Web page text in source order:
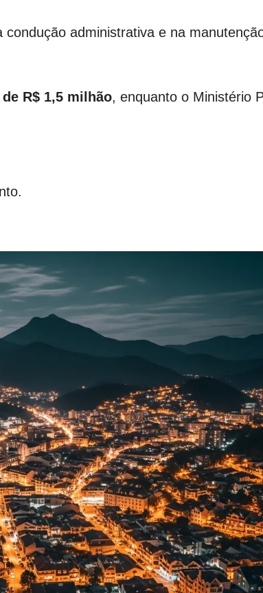
administrativa e na
R$ 1,5 milhão, enquanto o Ministério